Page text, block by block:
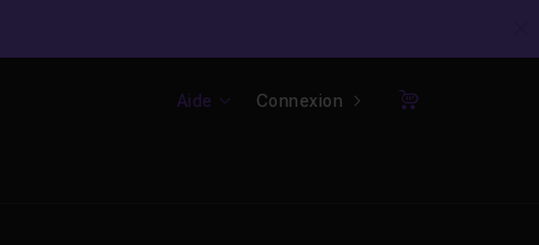
Aide Connexion
Panier